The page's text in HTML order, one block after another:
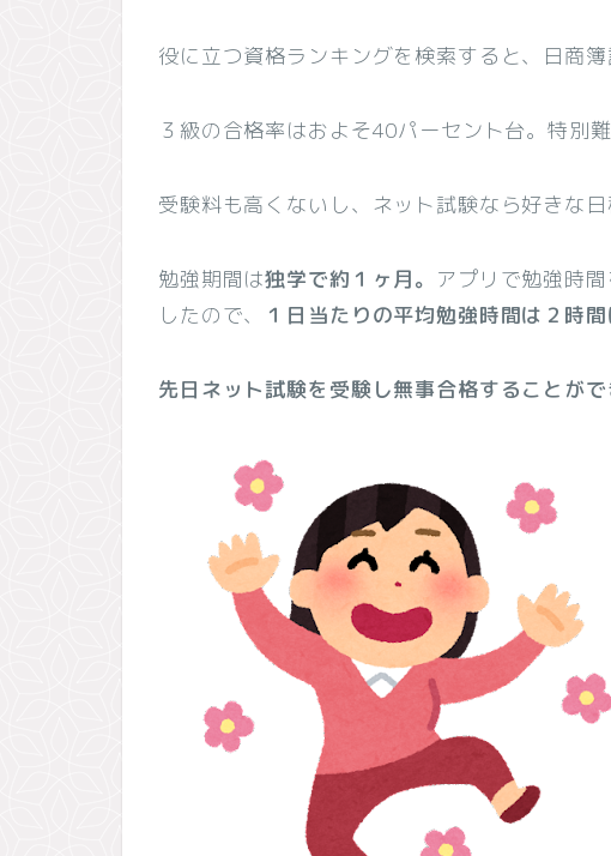
役に立つ資格ランキングを検索すると、日商
３級の合格率はおよそ40パーセント台。特別
受験料も高くないし、ネット試験なら好きな
勉強期間は独学で約１ヶ月。 アプリで勉強時
したので、
１日当たりの平均勉強時間は２時間
先日ネット試験を受験し無事合格することが